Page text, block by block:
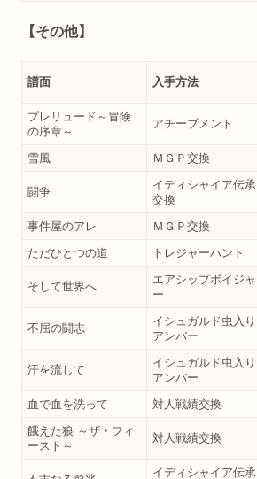
【その他】
譜面 入手方法
プレリュード～冒険
の序章～
アチーブメント
雪風 ＭＧＰ交換
闘争
イディシャイア伝承
交換
事件屋のアレ ＭＧＰ交換
ただひとつの道
トレジャーハント
そして世界へ
エアシップボイジャ
ー
不屈の闘志
イシュガルド虫入り
アンバー
汗を流して
イシュガルド虫入り
アンバー
血で血を洗って 対人戦績交換
餓えた狼 ～ザ・フィ
ースト～
対人戦績交換
イディシャイア伝承